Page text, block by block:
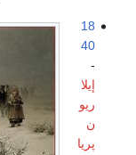
18
40
-
إيلا
ريو
ن
پريا